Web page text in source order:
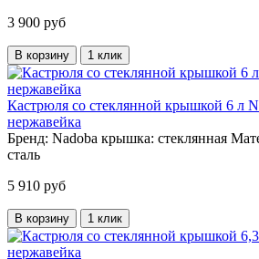
3 900 руб
В корзину 1 клик
Кастрюля со стеклянной крышкой 6 л
нержавейка
Бренд: Nadoba крышка: стеклянная
сталь
5 910 руб
В корзину 1 клик